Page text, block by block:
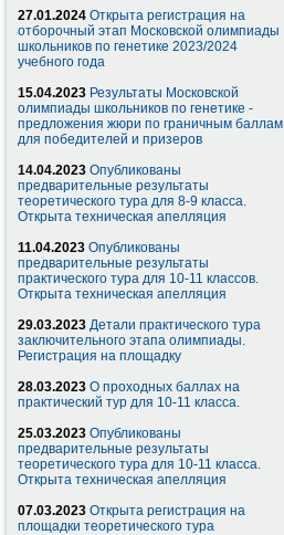
27.01.2024 Открыта регистрация на
отборочный этап Московской олимпиады
школьников по генетике 2023/2024
учебного года
15.04.2023 Результаты Московской
олимпиады школьников по генетике -
предложения жюри по граничным баллам
для победителей и призеров
14.04.2023 Опубликованы
предварительные результаты
теоретического тура для 8-9 класса.
Открыта техническая апелляция
11.04.2023 Опубликованы
предварительные результаты
практического тура для 10-11 классов.
Открыта техническая апелляция
29.03.2023 Детали практического тура
заключительного этапа олимпиады.
Регистрация на площадку
28.03.2023 О проходных баллах на
практический тур для 10-11 класса.
25.03.2023 Опубликованы
предварительные результаты
теоретического тура для 10-11 класса.
Открыта техническая апелляция
07.03.2023 Открыта регистрация на
площадки теоретического тура